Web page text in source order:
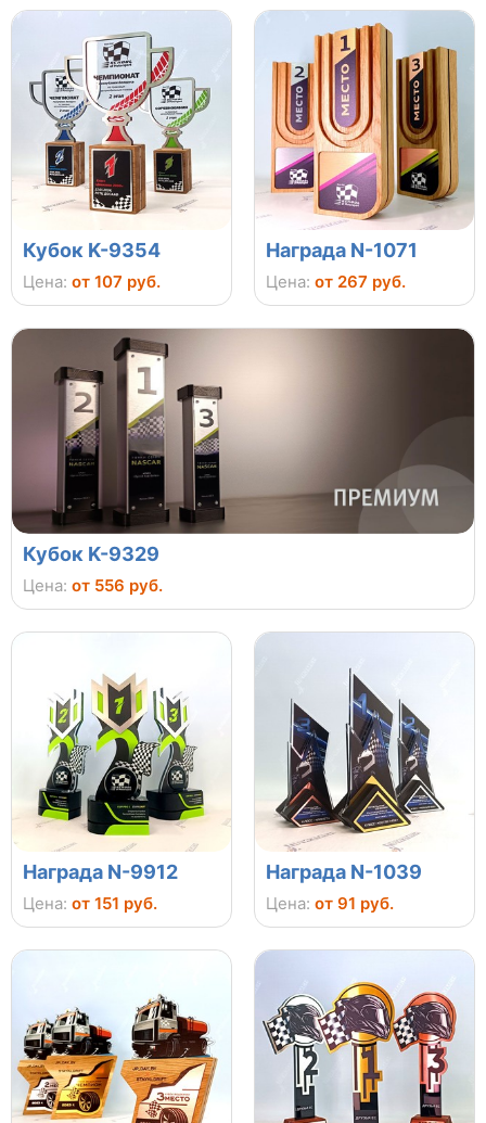
Кубок K-9354
Цена: от 107 руб.
Награда N-1071
Цена: от 267 руб.
Кубок K-9329
Цена: от 556 руб.
Награда N-9912
Цена: от 151 руб.
Награда N-1039
Цена: от 91 руб.